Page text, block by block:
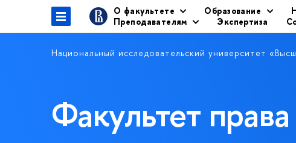
О факультете Образование
Преподавателям
Экспертиза
Национальный исследовательский университет
Факультет